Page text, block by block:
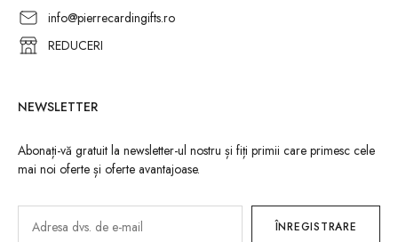
info@pierrecardingifts.ro
REDUCERI
NEWSLETTER
Abonați-vă gratuit la newsletter-ul nostru și fiți primii care primesc cele
mai noi oferte și oferte avantajoase.
ÎNREGISTRARE